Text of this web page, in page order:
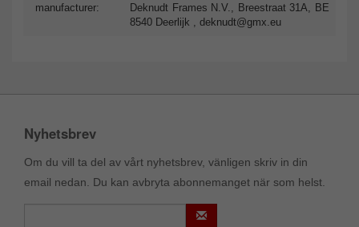
manufacturer:
Deknudt Frames N.V., Breestraat 31A, BE
8540 Deerlijk , deknudt@gmx.eu
Nyhetsbrev
Om du vill ta del av vårt nyhetsbrev, vänligen skriv in din
email nedan. Du kan avbryta abonnemanget när som helst.